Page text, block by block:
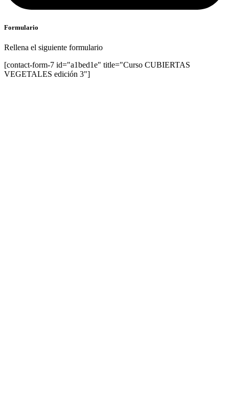
Formulario
Rellena el siguiente formulario
[contact-form-7 id="a1bed1e" title="Curso CUBIERTAS
VEGETALES edición 3"]